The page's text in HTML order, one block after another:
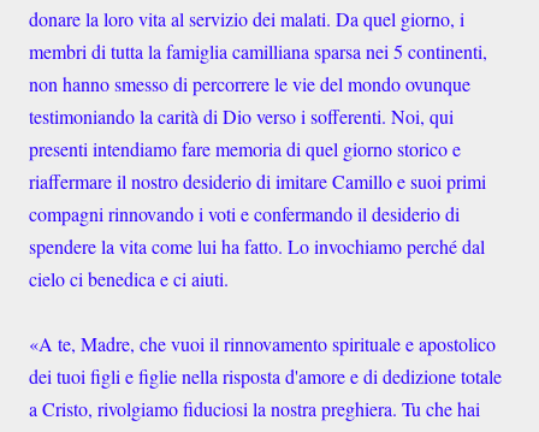
donare la loro vita al servizio dei malati. Da quel giorno, i
membri di tutta la famiglia camilliana sparsa nei 5 continenti,
non hanno smesso di percorrere le vie del mondo ovunque
testimoniando la carità di Dio verso i sofferenti. Noi, qui
presenti intendiamo fare memoria di quel giorno storico e
riaffermare il nostro desiderio di imitare Camillo e suoi primi
compagni rinnovando i voti e confermando il desiderio di
spendere la vita come lui ha fatto. Lo invochiamo perché dal
cielo ci benedica e ci aiuti.
«A te, Madre, che vuoi il rinnovamento spirituale e apostolico
dei tuoi figli e figlie nella risposta d'amore e di dedizione totale
a Cristo, rivolgiamo fiduciosi la nostra preghiera. Tu che hai